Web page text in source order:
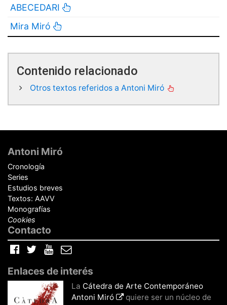
ABECEDARI
Mira Miró
Contenido relacionado
Otros textos referidos a Antoni Miró
de
página
Antoni Miró
Cronología
Series
Estudios breves
Textos: AAVV
Monografías
Cookies
Contacto
Facebook
TwitterYouTubeCorreo
Enlaces de interés
La Cátedra de Arte Contemporáneo
Antoni Miró
quiere ser un núcleo de